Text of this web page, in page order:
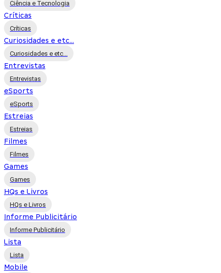
Ciência e Tecnologia
Críticas
Críticas
Curiosidades e etc...
Curiosidades e etc...
Entrevistas
Entrevistas
eSports
eSports
Estreias
Estreias
Filmes
Filmes
Games
Games
HQs e Livros
HQs e Livros
Informe Publicitário
Informe Publicitário
Lista
Lista
Mobile